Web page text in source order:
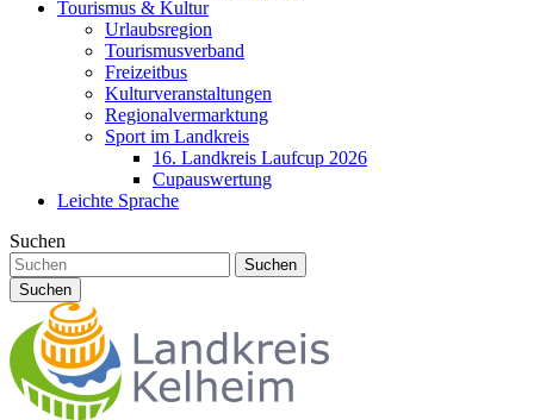
Tourismus & Kultur
Urlaubsregion
Tourismusverband
Freizeitbus
Kulturveranstaltungen
Regionalvermarktung
Sport im Landkreis
16. Landkreis Laufcup 2026
Cupauswertung
Leichte Sprache
Suchen
Suchen
Suchen